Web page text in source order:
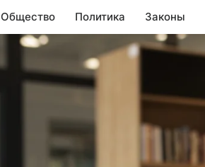
Общество Политика Законы